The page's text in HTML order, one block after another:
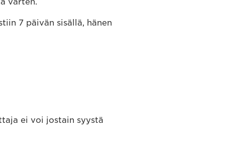
7 päivän sisällä, hänen
ei voi jostain syystä